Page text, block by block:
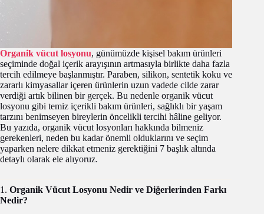
Organik vücut losyonu, günümüzde kişisel bakım ürünleri
seçiminde doğal içerik arayışının artmasıyla birlikte daha fazla
tercih edilmeye başlanmıştır. Paraben, silikon, sentetik koku ve
zararlı kimyasallar içeren ürünlerin uzun vadede cilde zarar
verdiği artık bilinen bir gerçek. Bu nedenle organik vücut
losyonu gibi temiz içerikli bakım ürünleri, sağlıklı bir yaşam
tarzını benimseyen bireylerin öncelikli tercihi hâline geliyor.
Bu yazıda, organik vücut losyonları hakkında bilmeniz
gerekenleri, neden bu kadar önemli olduklarını ve seçim
yaparken nelere dikkat etmeniz gerektiğini 7 başlık altında
detaylı olarak ele alıyoruz.
1. Organik Vücut Losyonu Nedir ve Diğerlerinden Farkı
Nedir?